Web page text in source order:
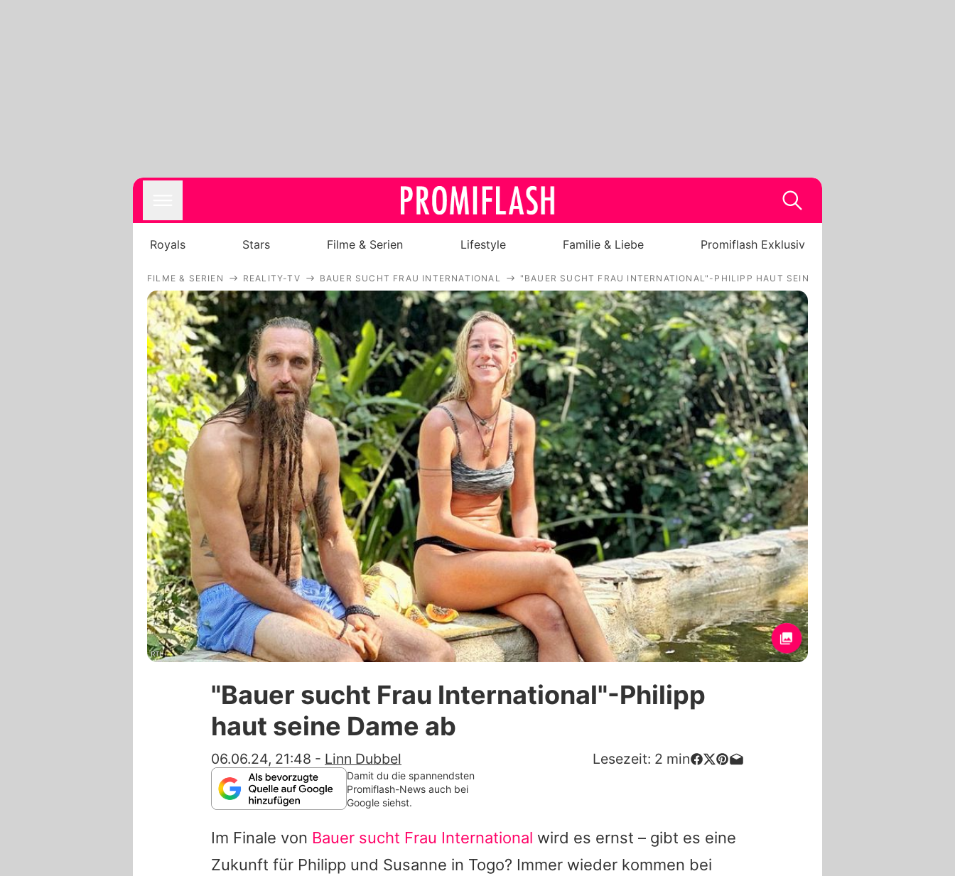
Royals
Stars
Filme & Serien
Lifestyle
Familie & Liebe
Promiflash Exklusiv
Alle Themen auf Promiflash
Jobs
App runterladen
Team
Redaktionelle Richtlinien
Impressum
Datenschutzerklärung
Nutzungsbedingungen
Utiq verwalten
Royals Stars Filme & Serien Lifestyle Familie & Liebe Promiflash Exklusiv
FILME & SERIEN REALITY-TV BAUER SUCHT FRAU INTERNATIONAL "BAUER SUCHT FRAU INTERNATIONAL"-PHILIPP HAUT SEINE DAME AB
RTL
"Bauer sucht Frau International"-Philipp
haut seine Dame ab
06.06.24, 21:48 - Linn Dubbel Lesezeit: 2 min
Damit du die spannendsten
Promiflash-News auch bei
Google siehst.
Im Finale von Bauer sucht Frau International wird es ernst – gibt es eine
Zukunft für Philipp und Susanne in Togo? Immer wieder kommen bei